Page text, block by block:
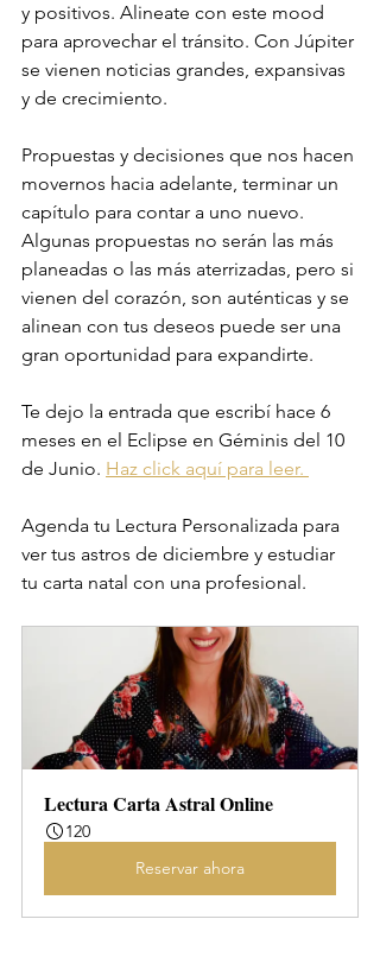
y positivos. Alineate con este mood
para aprovechar el tránsito. Con Júpiter
se vienen noticias grandes, expansivas
y de crecimiento.
Propuestas y decisiones que nos hacen
movernos hacia adelante, terminar un
capítulo para contar a uno nuevo.
Algunas propuestas no serán las más
planeadas o las más aterrizadas, pero si
vienen del corazón, son auténticas y se
alinean con tus deseos puede ser una
gran oportunidad para expandirte.
Te dejo la entrada que escribí hace 6
meses en el Eclipse en Géminis del 10
de Junio. Haz click aquí para leer.
Agenda tu Lectura Personalizada para
ver tus astros de diciembre y estudiar
tu carta natal con una profesional.
Lectura Carta Astral Online
120
Reservar ahora